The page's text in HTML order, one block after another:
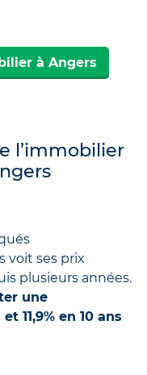
à Angers
l’immobilier
voit ses prix
plusieurs années.
une
11,9% en 10 ans